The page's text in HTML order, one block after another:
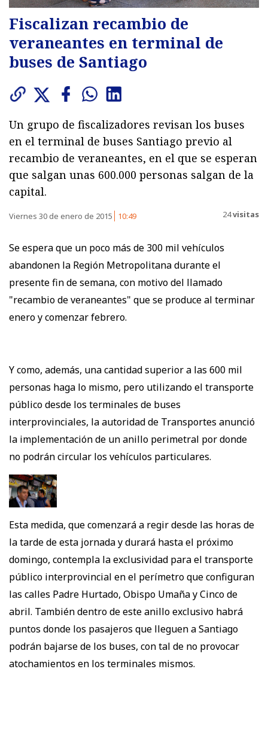
Fiscalizan recambio de
veraneantes en terminal de
buses de Santiago
Un grupo de fiscalizadores revisan los buses
en el terminal de buses Santiago previo al
recambio de veraneantes, en el que se esperan
que salgan unas 600.000 personas salgan de la
capital.
Viernes 30 de enero de 2015 10:49 24visitas
Se espera que un poco más de 300 mil vehículos
abandonen la Región Metropolitana durante el
presente fin de semana, con motivo del llamado
"recambio de veraneantes" que se produce al terminar
enero y comenzar febrero.
Y como, además, una cantidad superior a las 600 mil
personas haga lo mismo, pero utilizando el transporte
público desde los terminales de buses
interprovinciales, la autoridad de Transportes anunció
la implementación de un anillo perimetral por donde
no podrán circular los vehículos particulares.
Esta medida, que comenzará a regir desde las horas de
la tarde de esta jornada y durará hasta el próximo
domingo, contempla la exclusividad para el transporte
público interprovincial en el perímetro que configuran
las calles Padre Hurtado, Obispo Umaña y Cinco de
abril. También dentro de este anillo exclusivo habrá
puntos donde los pasajeros que lleguen a Santiago
podrán bajarse de los buses, con tal de no provocar
atochamientos en los terminales mismos.